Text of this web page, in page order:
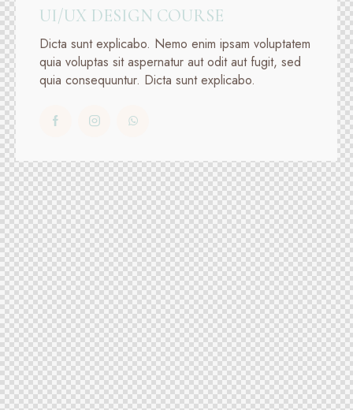
UI/UX DESIGN COURSE
Dicta sunt explicabo. Nemo enim ipsam voluptatem
quia voluptas sit aspernatur aut odit aut fugit, sed
quia consequuntur. Dicta sunt explicabo.